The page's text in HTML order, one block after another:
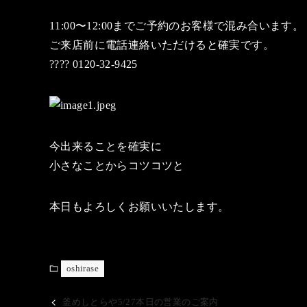
11:00〜12:00までご予約のお客様で混み合います。
ご来店前に電話連絡いただけると確実です。
???? 0120-32-9425
今出来ることを確実に
小さなことからコツコツと
本日もよろしくお願いいたします。
oshirase
釜めしとらや5/27本日の営業のご案内